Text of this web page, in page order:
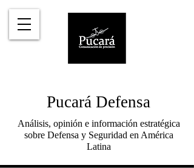
Pucará Defensa
Análisis, opinión e información estratégica
sobre Defensa y Seguridad en América
Latina